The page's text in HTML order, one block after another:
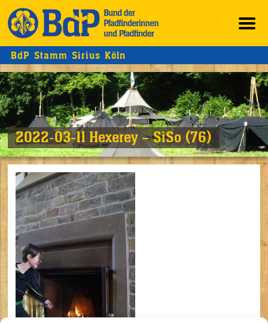
BdP Stamm Sirius Köln
2022-03-11 Hexerey – SiSo (76)